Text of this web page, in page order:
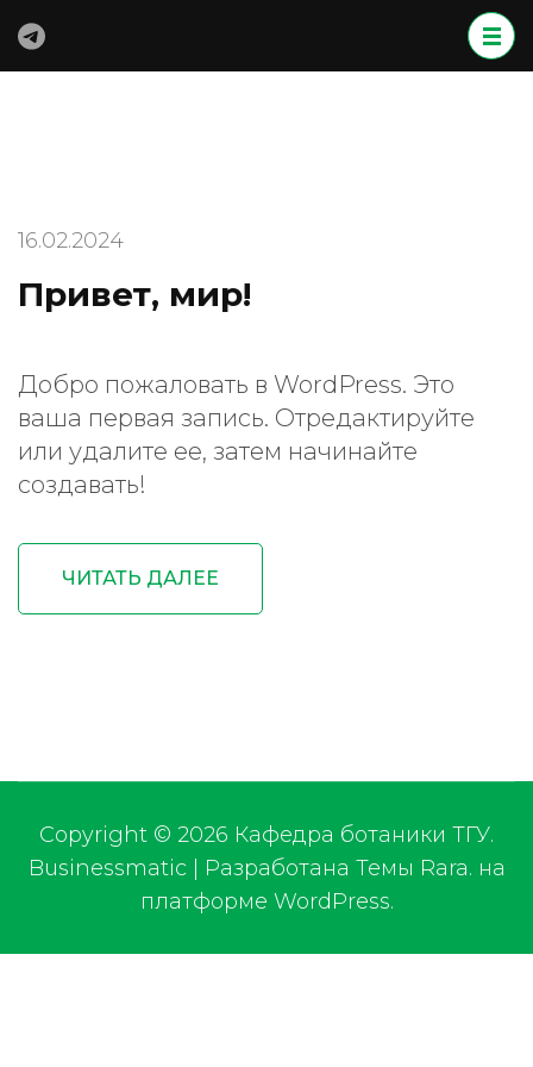
Перейти
16.02.2024
Привет, мир!
Добро пожаловать в WordPress. Это
ваша первая запись. Отредактируйте
или удалите ее, затем начинайте
создавать!
ЧИТАТЬ ДАЛЕЕ
Copyright © 2026 Кафедра ботаники ТГУ.
Businessmatic | Разработана Темы Rara. на
платформе WordPress.